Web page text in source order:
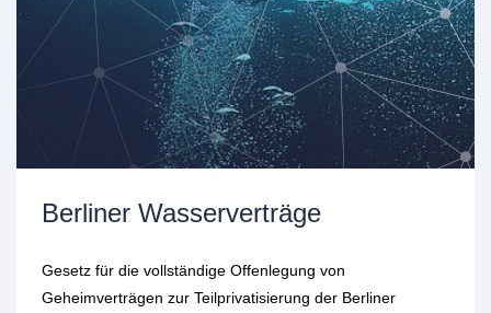
Berliner Wasserverträge
Gesetz für die vollständige Offenlegung von
Geheimverträgen zur Teilprivatisierung der Berliner